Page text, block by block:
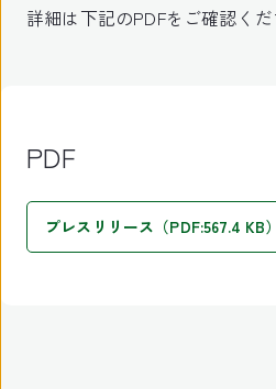
詳細は下記のPDFをご確認くだ
PDF
プレスリリース（PDF:567.4 KB）